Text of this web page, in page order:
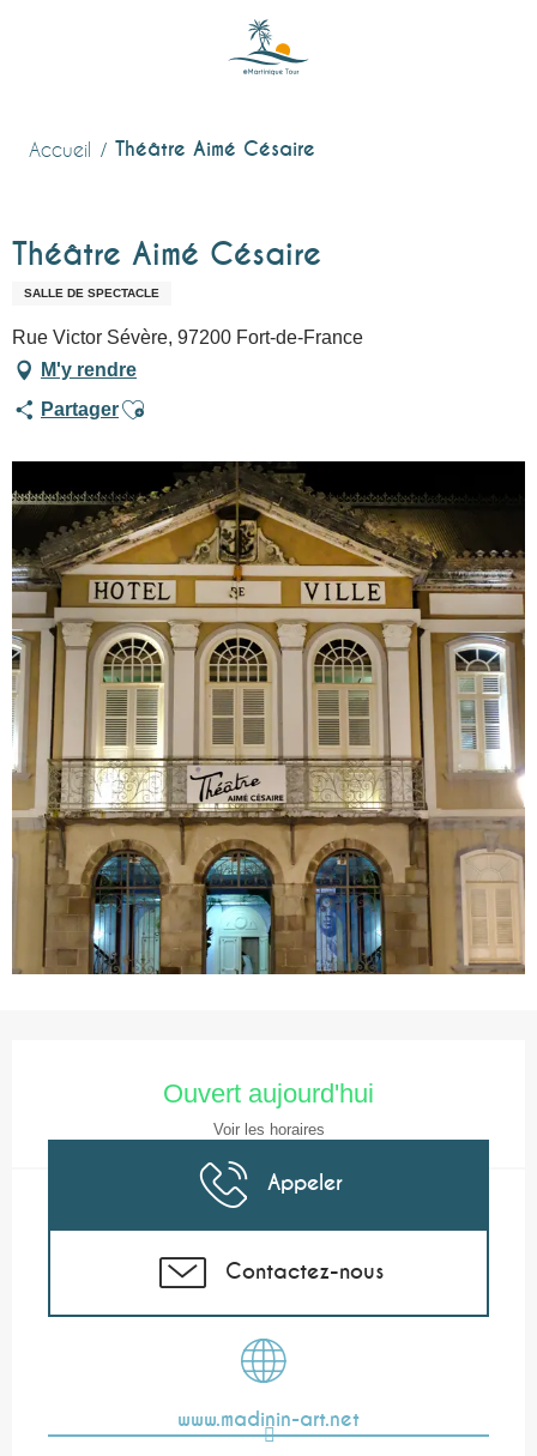
Accueil Théâtre Aimé Césaire
Théâtre Aimé Césaire
SALLE DE SPECTACLE
Rue Victor Sévère, 97200 Fort-de-France
M'y rendre
PartagerAjouter aux favoris
Ouvert aujourd'hui
Voir les horaires
Appeler
Contactez-nous
www.madinin-art.net